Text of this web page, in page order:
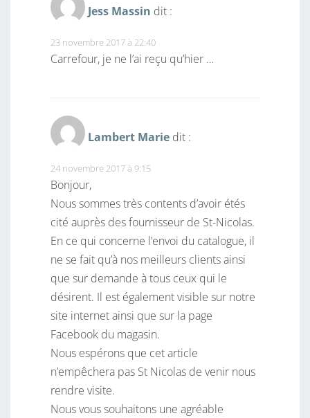
Jess Massin dit :
23 novembre 2017 à 22:40
Carrefour, je ne l’ai reçu qu’hier …
Lambert Marie dit :
24 novembre 2017 à 9:15
Bonjour,
Nous sommes très contents d’avoir étés
cité auprès des fournisseur de St-Nicolas.
En ce qui concerne l’envoi du catalogue, il
ne se fait qu’à nos meilleurs clients ainsi
que sur demande à tous ceux qui le
désirent. Il est également visible sur notre
site internet ainsi que sur la page
Facebook du magasin.
Nous espérons que cet article
n’empêchera pas St Nicolas de venir nous
rendre visite.
Nous vous souhaitons une agréable